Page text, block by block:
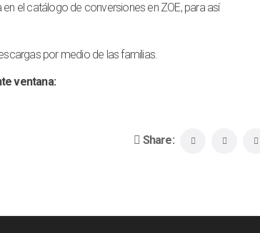
el catálogo de conversiones en ZOE, para así
por medio de las familias.
ventana:
Share: